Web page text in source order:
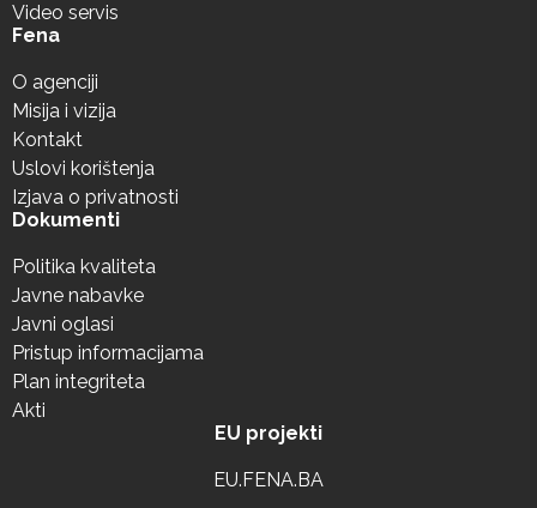
Video servis
Fena
O agenciji
Misija i vizija
Kontakt
Uslovi korištenja
Izjava o privatnosti
Dokumenti
Politika kvaliteta
Javne nabavke
Javni oglasi
Pristup informacijama
Plan integriteta
Akti
EU projekti
EU.FENA.BA